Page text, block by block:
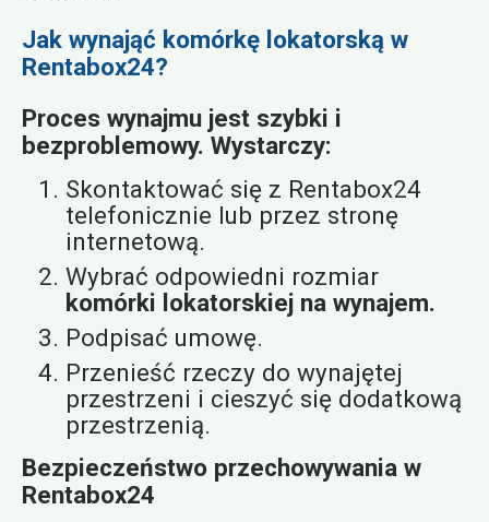
Jak wynająć komórkę lokatorską w
Rentabox24?
Proces wynajmu jest szybki i
bezproblemowy. Wystarczy:
Skontaktować się z Rentabox24
telefonicznie lub przez stronę
internetową.
Wybrać odpowiedni rozmiar
komórki lokatorskiej na wynajem.
Podpisać umowę.
Przenieść rzeczy do wynajętej
przestrzeni i cieszyć się dodatkową
przestrzenią.
Bezpieczeństwo przechowywania w
Rentabox24